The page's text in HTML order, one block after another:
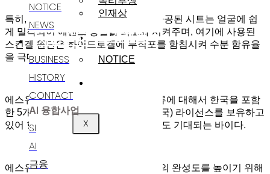
인재상
고객지원
NOTICE
X
NOTICE
NEWS
사업분야
BUSINESS
HISTORY
CONTACT
AI 융합사업
SI
AI
금융
특히, 특수 이중구조의 벌집 무늬로 가공된 시트는 얼굴에 쉽
게 밀착되어 에센스 증발을 최소화 시켜주며, 여기에 사용된
스킨겔 원단은 하이드로겔에 부직포를 함침시켜 수분 함유율
을 극대화 한 것이 특징이다.
에스유알코리아는 마스크팩 및 패치류에 대해서 한국을 포함
한 5개국(한국, 중국, 일본, 베트남, 미국) 라이선스를 보유하고
있어 향후 국내뿐만 아니라 해외 수출도 기대되는 바이다.
에스유알코리아 이대규 대표는 “제품의 완성도를 높이기 위해